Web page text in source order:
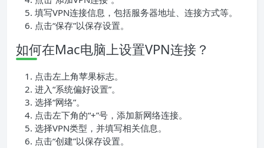
填写VPN连接信息，包括服务器地址、连接方式等。
点击“保存”以保存设置。
如何在Mac电脑上设置VPN连接？
点击左上角苹果标志。
进入“系统偏好设置”。
选择“网络”。
点击左下角的“+”号，添加新网络连接。
选择VPN类型，并填写相关信息。
点击“创建”以保存设置。